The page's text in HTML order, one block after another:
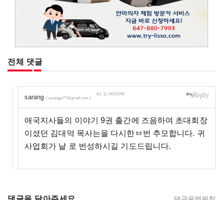
전체 댓글
sarang ( sarangjcl**@gmail.com )
Jul, 11, 04:53 PM Reply
애국지사들의 이야기 9권 출간에 즈음하여 초대회장
이셨던 김대억 목사는을 다시한ㅂ번 추모합니다. 귀
사업회가 날 로 번성하시길 기도드립니다.